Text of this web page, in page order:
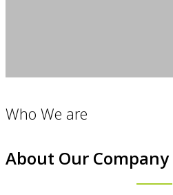
Who We are
About Our Company